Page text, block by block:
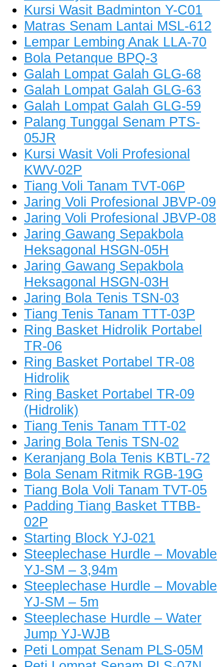
Kursi Wasit Badminton Y-C01
Matras Senam Lantai MSL-612
Lempar Lembing Anak LLA-70
Bola Petanque BPQ-3
Galah Lompat Galah GLG-68
Galah Lompat Galah GLG-63
Galah Lompat Galah GLG-59
Palang Tunggal Senam PTS-
05JR
Kursi Wasit Voli Profesional
KWV-02P
Tiang Voli Tanam TVT-06P
Jaring Voli Profesional JBVP-09
Jaring Voli Profesional JBVP-08
Jaring Gawang Sepakbola
Heksagonal HSGN-05H
Jaring Gawang Sepakbola
Heksagonal HSGN-03H
Jaring Bola Tenis TSN-03
Tiang Tenis Tanam TTT-03P
Ring Basket Hidrolik Portabel
TR-06
Ring Basket Portabel TR-08
Hidrolik
Ring Basket Portabel TR-09
(Hidrolik)
Tiang Tenis Tanam TTT-02
Jaring Bola Tenis TSN-02
Keranjang Bola Tenis KBTL-72
Bola Senam Ritmik RGB-19G
Tiang Bola Voli Tanam TVT-05
Padding Tiang Basket TTBB-
02P
Starting Block YJ-021
Steeplechase Hurdle – Movable
YJ-SM – 3,94m
Steeplechase Hurdle – Movable
YJ-SM – 5m
Steeplechase Hurdle – Water
Jump YJ-WJB
Peti Lompat Senam PLS-05M